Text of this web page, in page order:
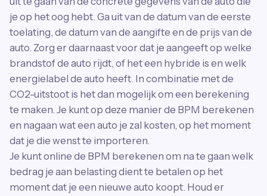
je op het oog hebt. Ga uit van de datum van de eerste
toelating, de datum van de aangifte en de prijs van de
auto. Zorg er daarnaast voor dat je aangeeft op welke
brandstof de auto rijdt, of het een hybride is en welk
energielabel de auto heeft. In combinatie met de
CO2-uitstoot is het dan mogelijk om een berekening
te maken. Je kunt op deze manier de BPM berekenen
en nagaan wat een auto je zal kosten, op het moment
dat je die wenst te importeren.
Je kunt online de BPM berekenen om na te gaan welk
bedrag je aan belasting dient te betalen op het
moment dat je een nieuwe auto koopt. Houd er